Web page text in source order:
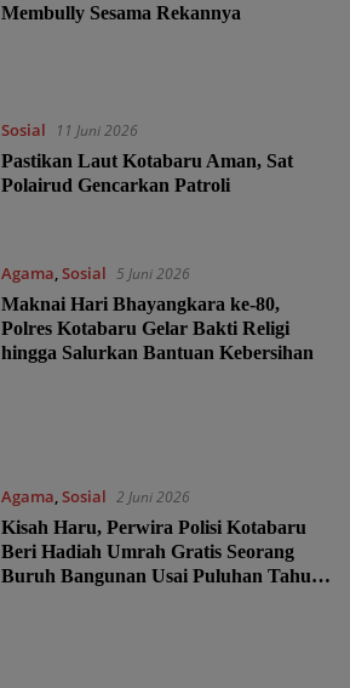
Membully Sesama Rekannya
Sosial
11 Juni 2026
Pastikan Laut Kotabaru Aman, Sat
Polairud Gencarkan Patroli
Agama,Sosial 5 Juni 2026
Maknai Hari Bhayangkara ke-80,
Polres Kotabaru Gelar Bakti Religi
hingga Salurkan Bantuan Kebersihan
Agama,Sosial 2 Juni 2026
Kisah Haru, Perwira Polisi Kotabaru
Beri Hadiah Umrah Gratis Seorang
Buruh Bangunan Usai Puluhan Tahun